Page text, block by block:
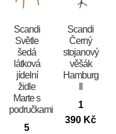
Scandi
Světle
šedá
látková
jídelní
židle
Marte s
područkami
5
Scandi
Černý
stojanový
věšák
Hamburg
1
390 Kč